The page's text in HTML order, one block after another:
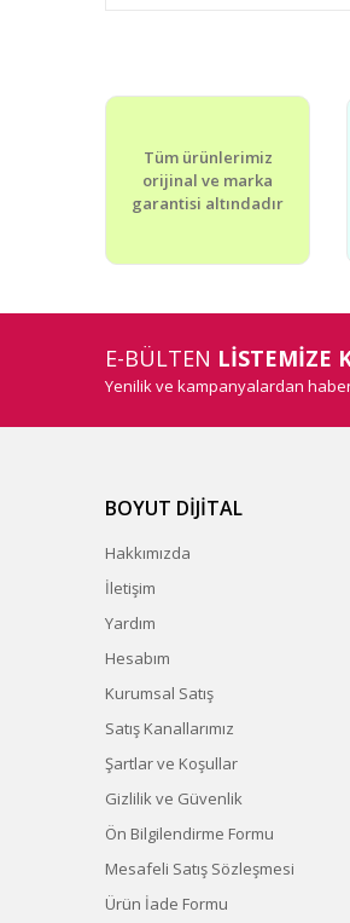
Ürün açıklamasında
Ürün bilgilerinde hatalar
Bu ürüne benzer farklı
Tüm ürünlerimiz
orijinal ve marka
garantisi altındadır
E-BÜLTEN LİSTEMİZE
Yenilik ve kampanyalardan
BOYUT DİJİTAL
Hakkımızda
İletişim
Yardım
Hesabım
Kurumsal Satış
Satış Kanallarımız
Şartlar ve Koşullar
Gizlilik ve Güvenlik
Ön Bilgilendirme Formu
Mesafeli Satış Sözleşmesi
Ürün İade Formu